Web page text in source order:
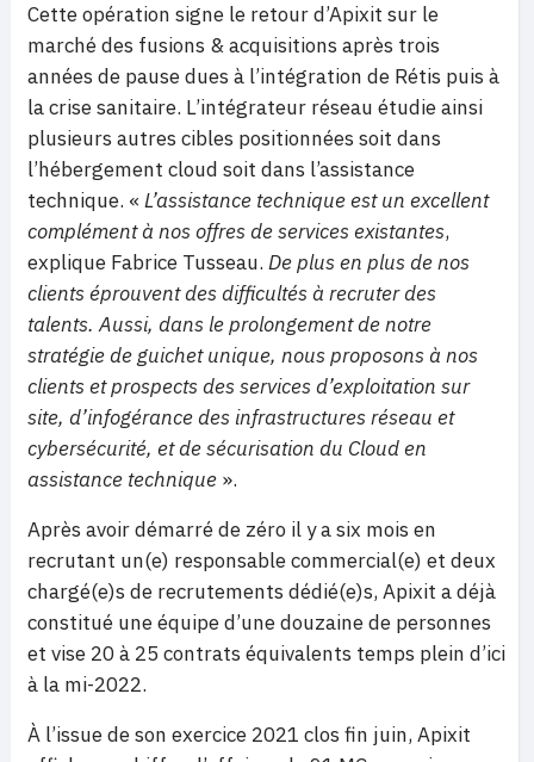
Cette opération signe le retour d’Apixit sur le
marché des fusions & acquisitions après trois
années de pause dues à l’intégration de Rétis puis à
la crise sanitaire. L’intégrateur réseau étudie ainsi
plusieurs autres cibles positionnées soit dans
l’hébergement cloud soit dans l’assistance
technique. « L’assistance technique est un excellent
complément à nos offres de services existantes,
explique Fabrice Tusseau. De plus en plus de nos
clients éprouvent des difficultés à recruter des
talents. Aussi, dans le prolongement de notre
stratégie de guichet unique, nous proposons à nos
clients et prospects des services d’exploitation sur
site, d’infogérance des infrastructures réseau et
cybersécurité, et de sécurisation du Cloud en
assistance technique ».
Après avoir démarré de zéro il y a six mois en
recrutant un(e) responsable commercial(e) et deux
chargé(e)s de recrutements dédié(e)s, Apixit a déjà
constitué une équipe d’une douzaine de personnes
et vise 20 à 25 contrats équivalents temps plein d’ici
à la mi-2022.
À l’issue de son exercice 2021 clos fin juin, Apixit